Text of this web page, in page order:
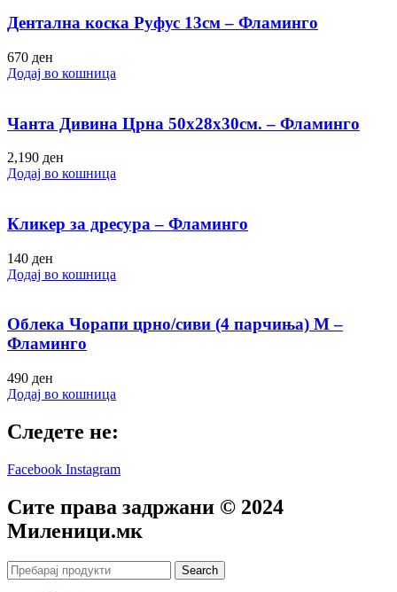
Дентална коска Руфус 13см – Фламинго
670 ден
Додај во кошница
Чанта Дивина Црна 50х28х30см. – Фламинго
2,190 ден
Додај во кошница
Кликер за дресура – Фламинго
140 ден
Додај во кошница
Облека Чорапи црно/сиви (4 парчиња) M –
Фламинго
490 ден
Додај во кошница
Следете не:
Facebook Instagram
Сите права задржани © 2024
Mиленици.мк
Search